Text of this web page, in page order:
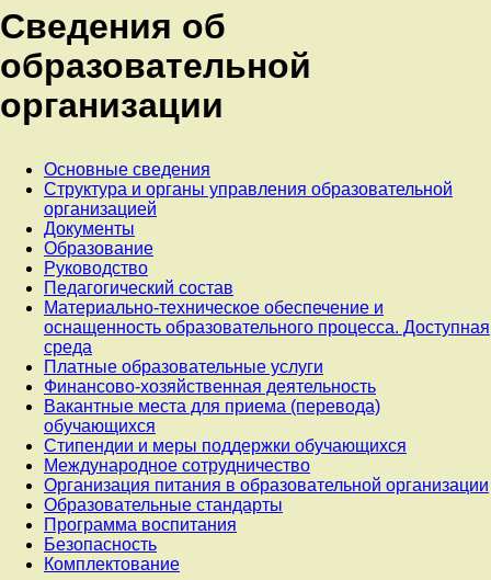
Сведения об
образовательной
организации
Основные сведения
Структура и органы управления образовательной
организацией
Документы
Образование
Руководство
Педагогический состав
Материально-техническое обеспечение и
оснащенность образовательного процесса. Доступная
среда
Платные образовательные услуги
Финансово-хозяйственная деятельность
Вакантные места для приема (перевода)
обучающихся
Стипендии и меры поддержки обучающихся
Международное сотрудничество
Организация питания в образовательной организации
Образовательные стандарты
Программа воспитания
Безопасность
Комплектование